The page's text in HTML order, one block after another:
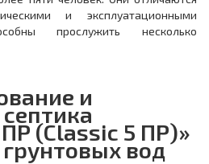
и эксплуатационными
прослужить несколько
и
(Classic 5 ПР)»
вод